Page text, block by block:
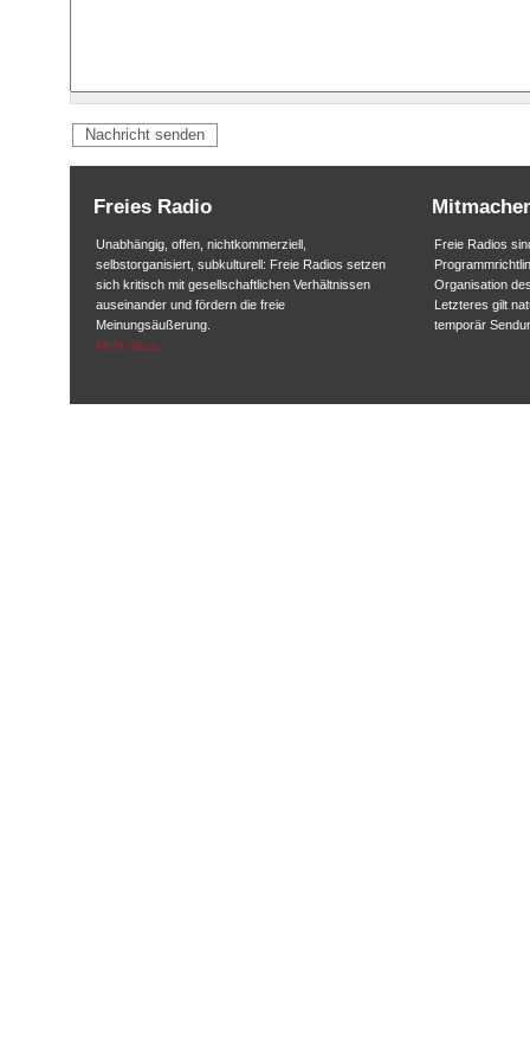
Freies Radio
Unabhängig, offen, nichtkommerziell,
selbstorganisiert, subkulturell: Freie Radios setzen
sich kritisch mit gesellschaftlichen Verhältnissen
auseinander und fördern die freie
Meinungsäußerung.
Mehr dazu.
Freie Radios
Organisation
Letzteres gilt
temporär